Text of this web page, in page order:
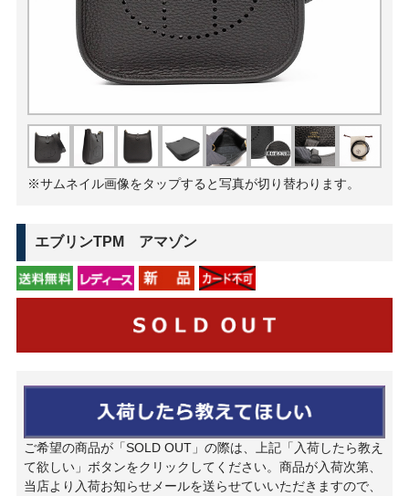
※サムネイル画像をタップすると写真が切り替わります。
エブリンTPM アマゾン
ご希望の商品が「SOLD OUT」の際は、上記「入荷したら教え
て欲しい」ボタンをクリックしてください。商品が入荷次第、
当店より入荷お知らせメールを送らせていいただきますので、